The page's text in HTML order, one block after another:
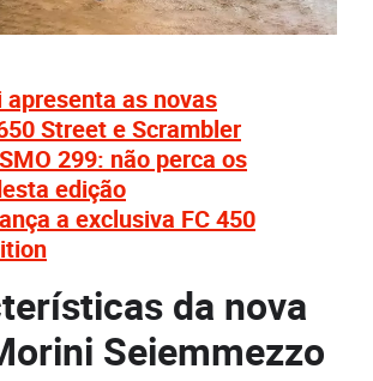
as novas
Street e Scrambler
299: não perca os
edição
a exclusiva FC 450
da nova
Seiemmezzo